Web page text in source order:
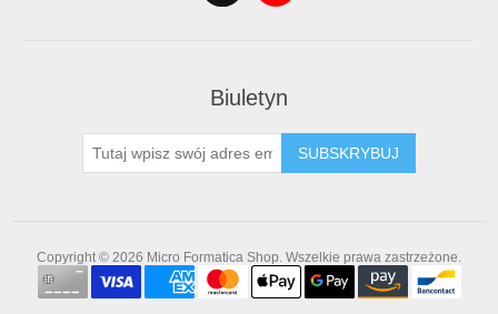
Biuletyn
SUBSKRYBUJ
Copyright © 2026 Micro Formatica Shop. Wszelkie prawa zastrzeżone.